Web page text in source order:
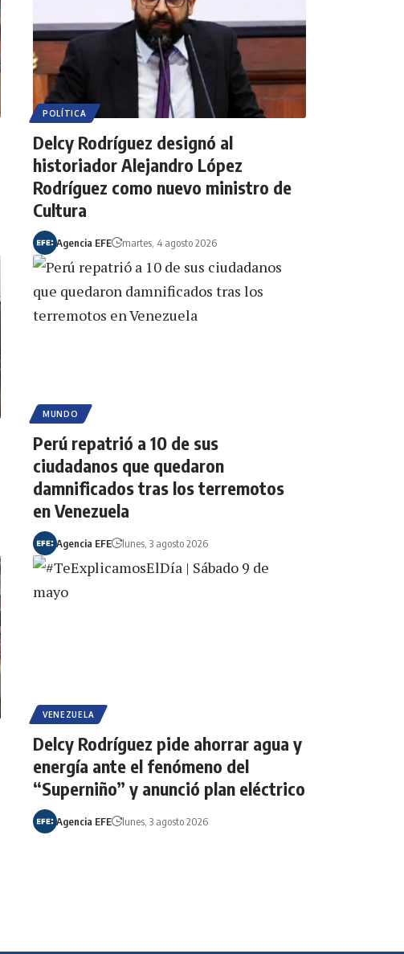
POLÍTICA
Delcy Rodríguez designó al
historiador Alejandro López
Rodríguez como nuevo ministro de
Cultura
Agencia EFE martes, 4 agosto 2026
MUNDO
Perú repatrió a 10 de sus
ciudadanos que quedaron
damnificados tras los terremotos
en Venezuela
Agencia EFE lunes, 3 agosto 2026
VENEZUELA
Delcy Rodríguez pide ahorrar agua y
energía ante el fenómeno del
“Superniño” y anunció plan eléctrico
Agencia EFE lunes, 3 agosto 2026